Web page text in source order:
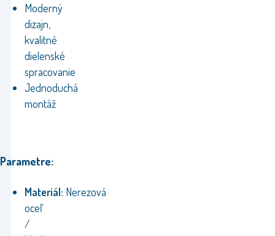
Moderný
dizajn,
kvalitné
dielenské
spracovanie
Jednoduchá
montáž
Parametre:
Materiál: Nerezová
oceľ
/